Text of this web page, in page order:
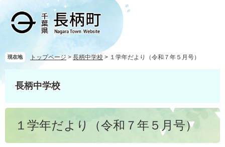
ー
す
ニ
し
文
現在地 トップページ >長柄中学校 > １学年だより（令和７年５月号）
長柄中学校
１学年だより（令和７年５月号）